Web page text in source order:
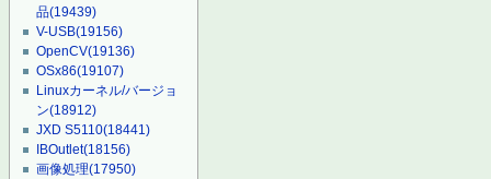
品(19439)
V-USB(19156)
OpenCV(19136)
OSx86(19107)
Linuxカーネル/バージョ
ン(18912)
JXD S5110(18441)
IBOutlet(18156)
画像処理(17950)